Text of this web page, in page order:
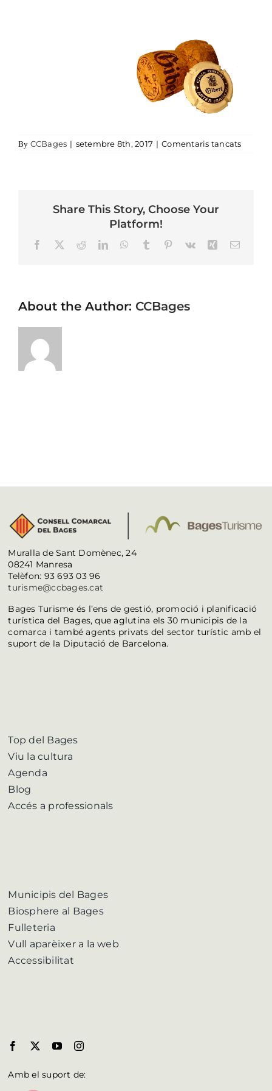
By CCBages | setembre 8th, 2017 | Comentaris tancatsa
Share This Story, Choose Your
Platform!
FacebookRedditLinkedInWhatsApp
TumblrPinterest
Vk XingEmail
About the Author: CCBages
Muralla de Sant Domènec, 24
08241 Manresa
Telèfon: 93 693 03 96
turisme@ccbages.cat
Bages Turisme és l’ens de gestió, promoció i planificació
turística del Bages, que aglutina els 30 municipis de la
comarca i també agents privats del sector turístic amb el
suport de la Diputació de Barcelona.
Top del Bages
Viu la cultura
Agenda
Blog
Accés a professionals
Municipis del Bages
Biosphere al Bages
Fulleteria
Vull aparèixer a la web
Accessibilitat
Amb el suport de: